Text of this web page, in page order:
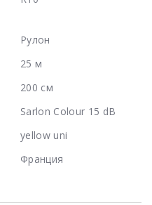
Рулон
25 м
200 см
Sarlon Colour 15 dB
yellow uni
Франция